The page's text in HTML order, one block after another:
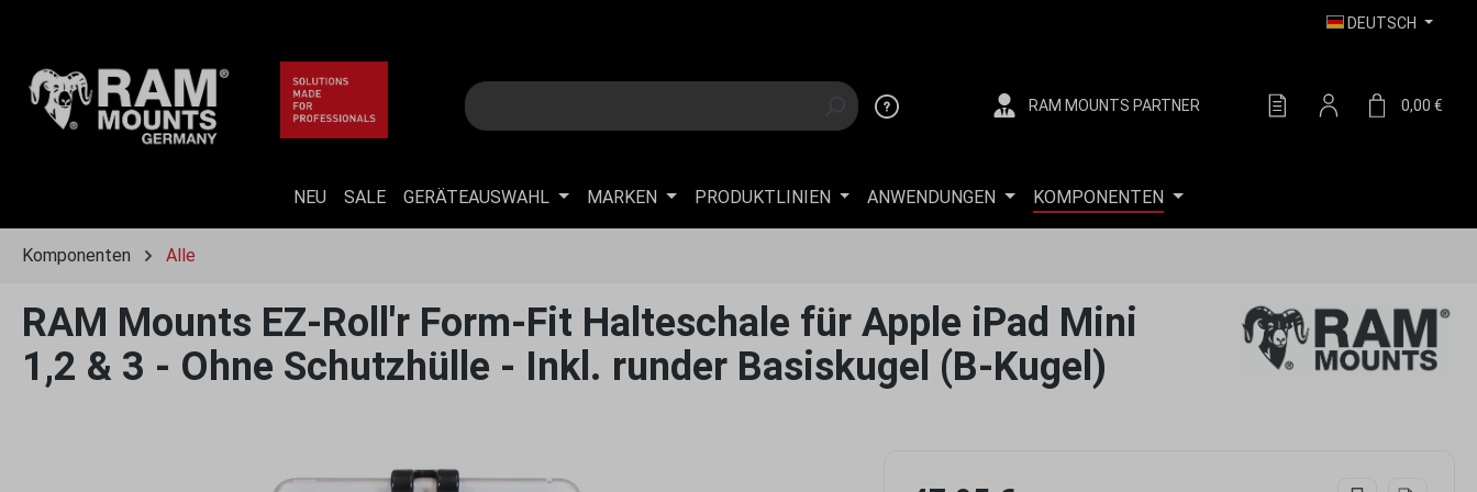
DEUTSCH
RAM MOUNTS PARTNER DU HAST 0 PRODUKTE
0,00 €
NEU SALE GERÄTEAUSWAHL MARKEN PRODUKTLINIEN ANWENDUNGEN KOMPONENTEN
Komponenten Alle
RAM Mounts EZ-Roll'r Form-Fit Halteschale für Apple iPad Mini
1,2 & 3 - Ohne Schutzhülle - Inkl. runder Basiskugel (B-Kugel)